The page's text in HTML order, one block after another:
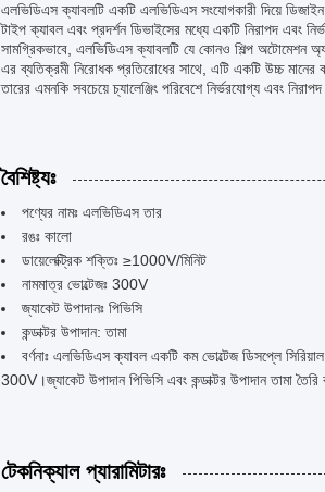
এলভিডিএস ক্যাবলটি একটি এলভিডিএস সংযোগকারী দিয়ে ডিজাইন
টাইপ ক্যাবল এবং প্রদর্শন ডিভাইসের মধ্যে একটি নিরাপদ এবং
সামগ্রিকভাবে, এলভিডিএস ক্যাবলটি যে কোনও শিল্প অটোমেশন
এর ব্যতিক্রমী নিরোধক প্রতিরোধের সাথে, এটি একটি উচ্চ
তারের এমনকি সবচেয়ে চ্যালেঞ্জিং পরিবেশে নির্ভরযোগ্য এবং
বৈশিষ্ট্যঃ
পণ্যের নামঃ এলভিডিএস তার
রঙঃ কালো
ডায়েলেক্ট্রিক শক্তিঃ ≥1000V/মিনিট
নামমাত্র ভোল্টেজঃ 300V
জ্যাকেট উপাদানঃ পিভিসি
কন্ডাক্টর উপাদান: তামা
বর্ণনাঃ এলভিডিএস ক্যাবল একটি কম ভোল্টেজ ডিসপ্লে
300V।জ্যাকেট উপাদান পিভিসি এবং কন্ডাক্টর উপাদান তামা তৈরি
টেকনিক্যাল প্যারামিটারঃ